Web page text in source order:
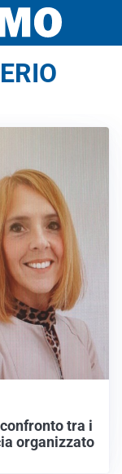
tra i
organizzato